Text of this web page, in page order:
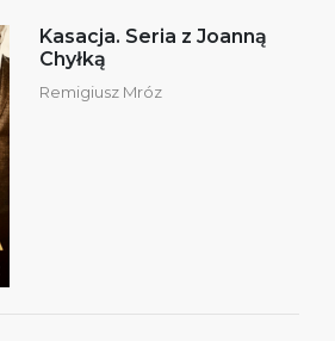
Kasacja. Seria z Joanną
Chyłką
Remigiusz Mróz